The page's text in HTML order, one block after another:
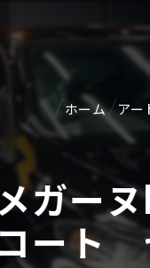
ホーム アー
ア
ガー
ート